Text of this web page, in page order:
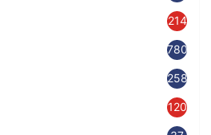
214
780
2583
120